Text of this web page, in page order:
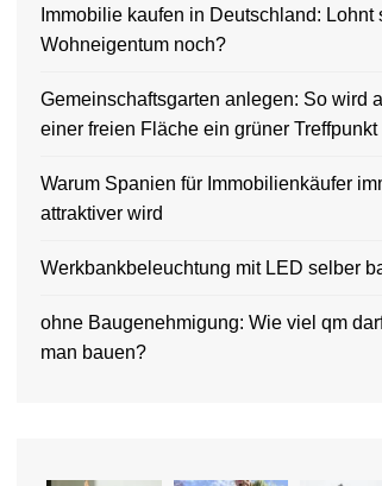
Immobilie kaufen in Deutschland: Lohnt
Wohneigentum noch?
Gemeinschaftsgarten anlegen: So wird
einer freien Fläche ein grüner Treffpunkt
Warum Spanien für Immobilienkäufer
attraktiver wird
Werkbankbeleuchtung mit LED selber
ohne Baugenehmigung: Wie viel qm
man bauen?